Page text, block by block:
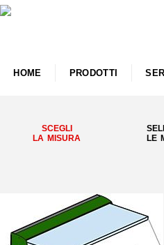
HOME PRODOTTI
SCEGLI
LA MISURA
LE